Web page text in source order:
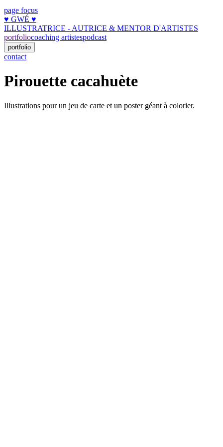
page focus
♥︎ GWÉ ♥︎
ILLUSTRATRICE - AUTRICE & MENTOR D'ARTISTES
portfoliocoaching artistespodcast
portfolio
contact
Pirouette cacahuète
Illustrations pour un jeu de carte et un poster géant à colorier.